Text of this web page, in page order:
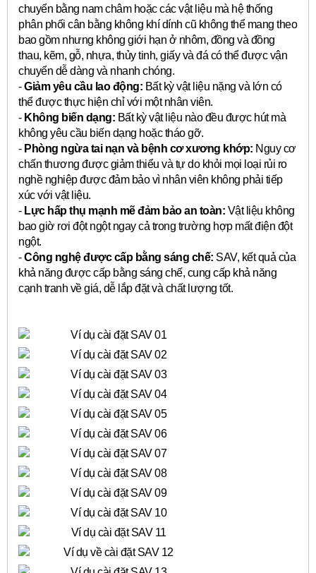
chuyển bằng nam châm hoặc các vật liệu mà hệ thống
phân phối cân bằng không khí dính cũ không thể mang theo
bao gồm nhưng không giới hạn ở nhôm, đồng và đồng
thau, kẽm, gỗ, nhựa, thủy tinh, giấy và đá có thể được vận
chuyển dễ dàng và nhanh chóng.
-Giảm yêu cầu lao động: Bất kỳ vật liệu nặng và lớn có
thể được thực hiện chỉ với một nhân viên.
- Không biến dạng: Bất kỳ vật liệu nào đều được hút mà
không yêu cầu biến dạng hoặc tháo gỡ.
- Phòng ngừa tai nạn và bệnh cơ xương khớp: Nguy cơ
chấn thương được giảm thiểu và tự do khỏi mọi loại rủi ro
nghề nghiệp được đảm bảo vì nhân viên không phải tiếp
xúc với vật liệu.
- Lực hấp thụ mạnh mẽ đảm bảo an toàn: Vật liệu không
bao giờ rơi đột ngột ngay cả trong trường hợp mất điện đột
ngột.
-Công nghệ được cấp bằng sáng chế: SAV, kết quả của
khả năng được cấp bằng sáng chế, cung cấp khả năng
cạnh tranh về giá, dễ lắp đặt và chất lượng tốt.